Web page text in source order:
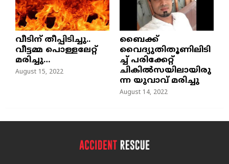
വീടിന് തീപ്പിടിച്ചു..
വീട്ടമ്മ പൊള്ളലേറ്റ്
മരിച്ചു…
August 15, 2022
ബൈക്ക്
വൈദ്യുതിതൂണിലിടി
ച്ച്‌ പരിക്കേറ്റ്
ചികില്‍സയിലായിരു
ന്ന യുവാവ് മരിച്ചു
August 14, 2022